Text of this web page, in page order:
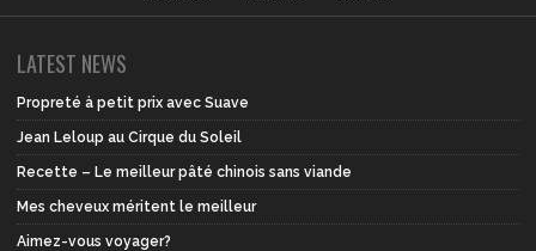
LATEST NEWS
Propreté à petit prix avec Suave
Jean Leloup au Cirque du Soleil
Recette – Le meilleur pâté chinois sans viande
Mes cheveux méritent le meilleur
Aimez-vous voyager?